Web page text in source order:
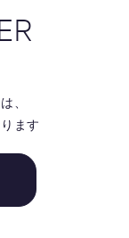
、
ます